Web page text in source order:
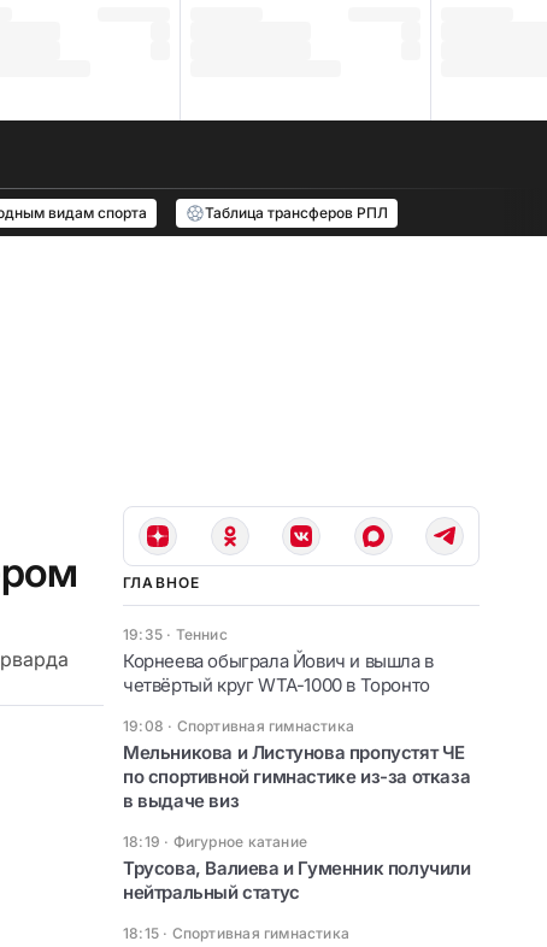
видам спорта Таблица трансферов РПЛ
ГЛАВНОЕ
19:35 · Теннис
Корнеева обыграла Йович и вышла в
четвёртый круг WTA-1000 в Торонто
19:08 · Спортивная гимнастика
Мельникова и Листунова пропустят ЧЕ
по спортивной гимнастике из-за отказа
в выдаче виз
18:19 · Фигурное катание
Трусова, Валиева и Гуменник получили
нейтральный статус
18:15 · Спортивная гимнастика